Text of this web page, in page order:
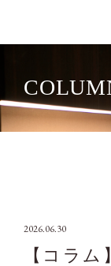
2026.06.30
【コラ